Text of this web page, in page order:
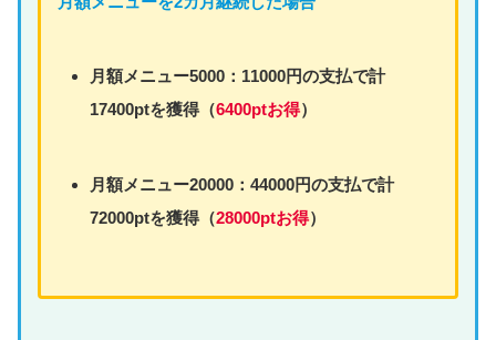
月額メニュー5000：11000円の支払で計
17400ptを獲得（6400ptお得）
月額メニュー20000：44000円の支払で計
72000ptを獲得（28000ptお得）